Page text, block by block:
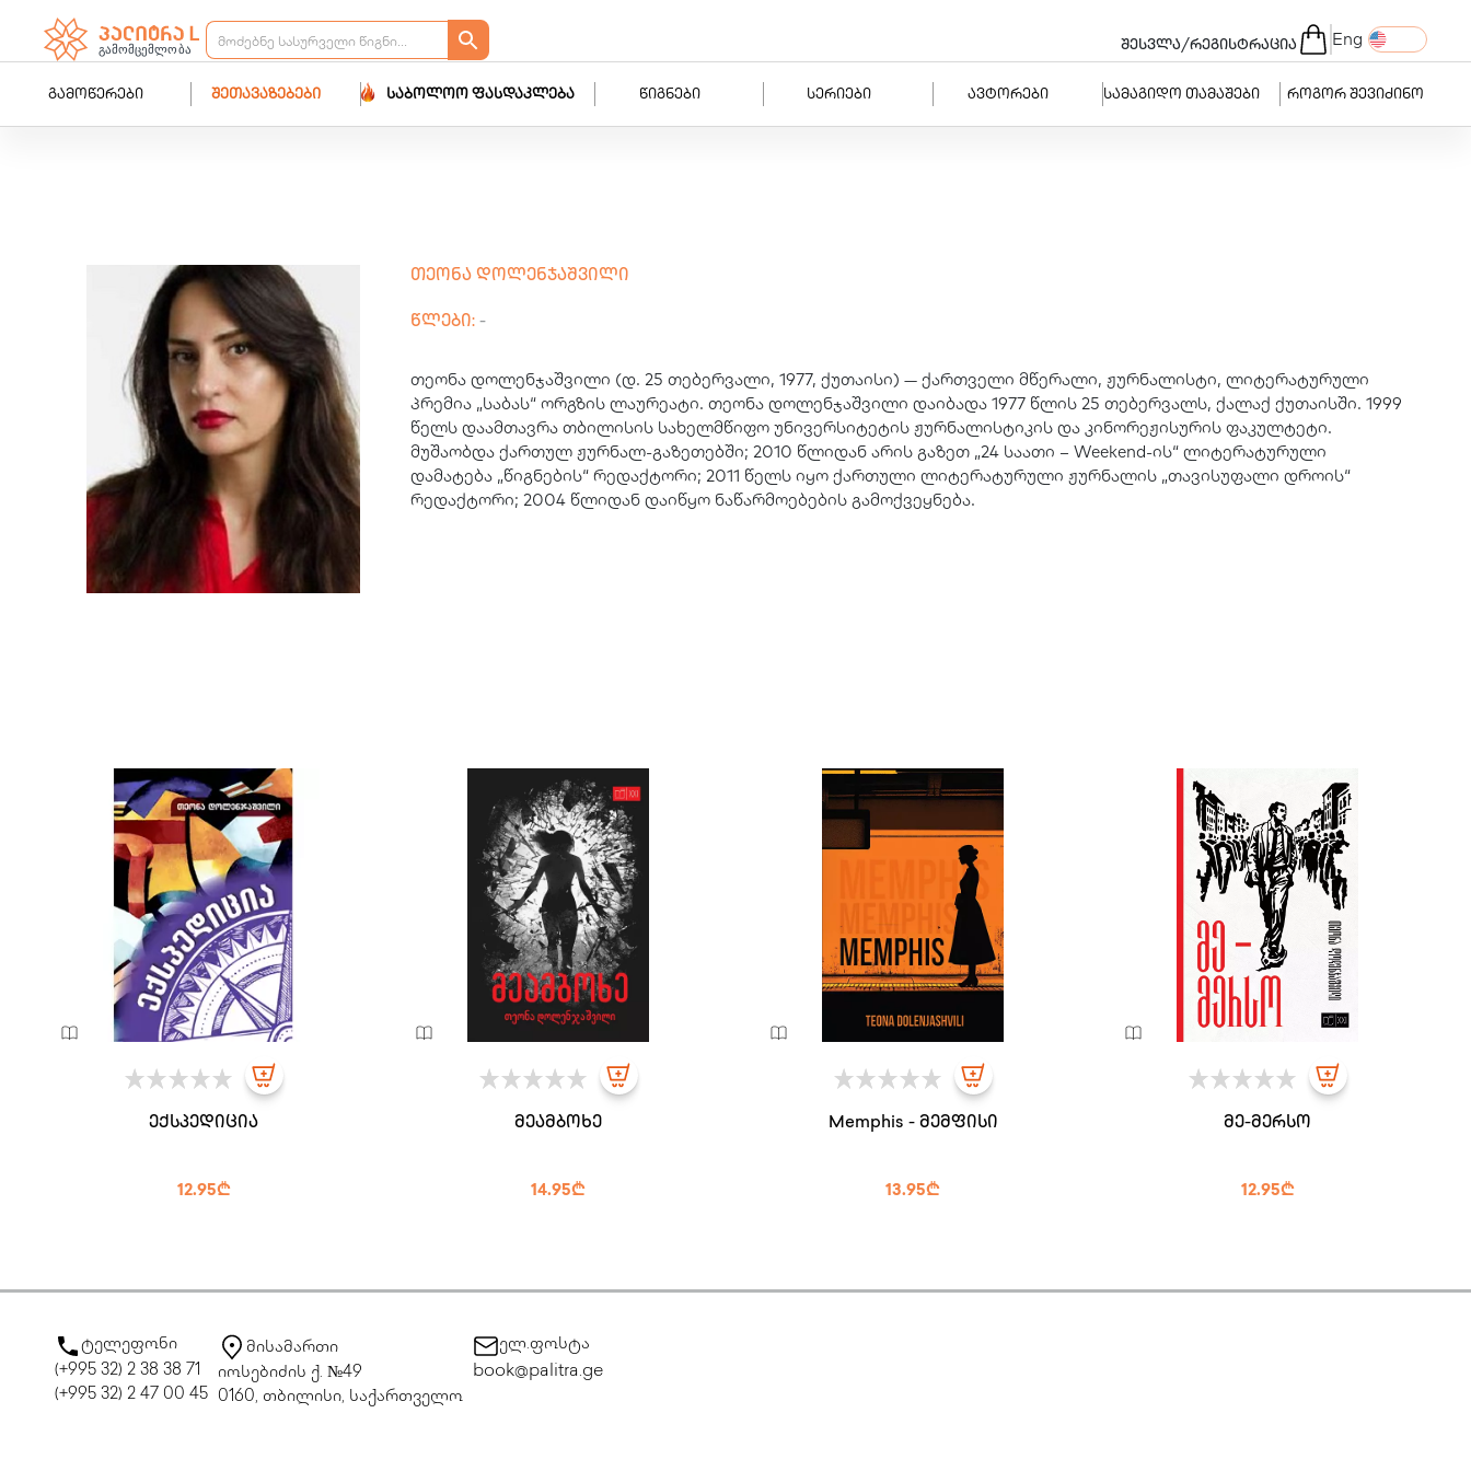
შესვლა/რეგისტრაცია Eng
გამოწერები შეთავაზებები საბოლოო ფასდაკლება წიგნები სერიები ავტორები სამაგიდო თამაშები როგორ შევიძინო
თეონა დოლენჯაშვილი
წლები: -
თეონა დოლენჯაშვილი (დ. 25 თებერვალი, 1977, ქუთაისი) — ქართველი მწერალი, ჟურნალისტი, ლიტერატურული
პრემია „საბას“ ორგზის ლაურეატი. თეონა დოლენჯაშვილი დაიბადა 1977 წლის 25 თებერვალს, ქალაქ ქუთაისში. 1999
წელს დაამთავრა თბილისის სახელმწიფო უნივერსიტეტის ჟურნალისტიკის და კინორეჟისურის ფაკულტეტი.
მუშაობდა ქართულ ჟურნალ-გაზეთებში; 2010 წლიდან არის გაზეთ „24 საათი – Weekend-ის“ ლიტერატურული
დამატება „წიგნების“ რედაქტორი; 2011 წელს იყო ქართული ლიტერატურული ჟურნალის „თავისუფალი დროის“
რედაქტორი; 2004 წლიდან დაიწყო ნაწარმოებების გამოქვეყნება.
ექსპედიცია
12.95₾
მეამბოხე
14.95₾
Memphis - მემფისი
13.95₾
მე-მერსო
12.95₾
ტელეფონი
(+995 32) 2 38 38 71
(+995 32) 2 47 00 45
მისამართი
იოსებიძის ქ. №49
0160, თბილისი, საქართველო
ელ.ფოსტა
book@palitra.ge